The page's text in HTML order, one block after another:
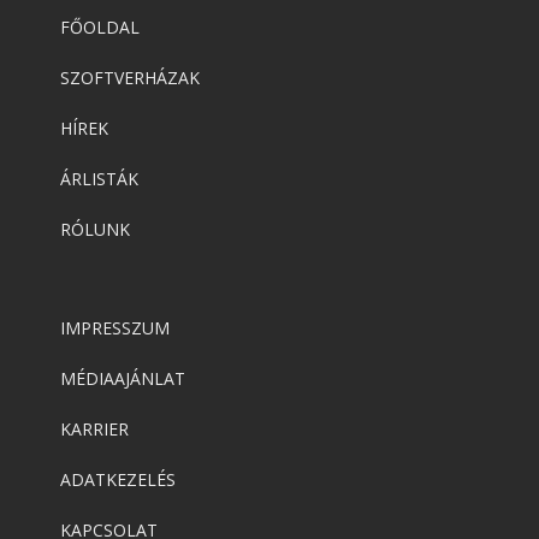
FŐOLDAL
SZOFTVERHÁZAK
HÍREK
ÁRLISTÁK
RÓLUNK
IMPRESSZUM
MÉDIAAJÁNLAT
KARRIER
ADATKEZELÉS
KAPCSOLAT